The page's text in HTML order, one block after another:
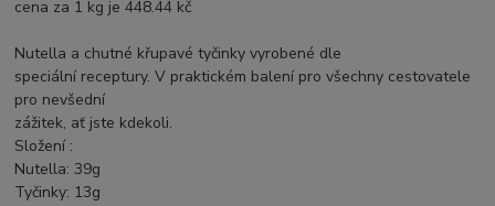
cena za 1 kg je 448.44 kč
Nutella a chutné křupavé tyčinky vyrobené dle
speciální receptury. V praktickém balení pro všechny cestovatele
pro nevšední
zážitek, ať jste kdekoli.
Složení :
Nutella: 39g
Tyčinky: 13g